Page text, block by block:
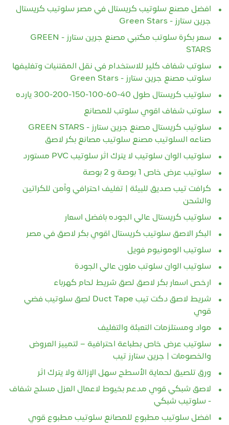
افضل مصنع سلوتيب كريستال في مصر سلوتيب كريستال
جرين ستارز - Green Stars
سعر بكرة سلوتب مكتبي مصنع جرين ستارز - GREEN
STARS
سلوتب شفاف كلير للاستخدام في نقل المقتنيات وتغليفها
سلوتب مصنع جرين ستارز - Green Stars
سلوتيب كريستال طول 40-60-100-150-200-300 يارده
سلوتب شفاف اقوي سلوتب للمصانع
سلوتيب كريستال مصنع جرين ستارز - GREEN STARS
صناعه السلوتيب مصنع سلوتيب مصانع بكر لاصق
سلوتيب الوان سلوتيب لا يترك اثر سلوتيب PVC مستورد
سلوتيب عرض خاص 1 بوصة و 2 بوصة
كرافت تيب صديق للبيئة | تغليف احترافي وآمن للكراتين
والشحن
سلوتيب كريستال عالي الجوده بافضل اسعار
البكر الاصق سلوتيب كريستال اقوي بكر لاصق في مصر
سلوتيب الومونيوم فويل
سلوتيب الوان سلوتب ملون عالي الجودة
ارخص اسعار بكر لاصق لصق شريط لحام كهرباء
شريط لاصق دكت تيب Duct Tape لصق سلوتيب فضي
قوي
مواد ومستلزمات التعبئة والتغليف
سلوتيب عرض خاص بطباعة احترافية – لتمييز العروض
والخصومات | جرين ستارز تيب
ورق تلصيق لحماية الأسطح سهل الإزالة ولا يترك اثر
لاصق شبكي قوي مدعم بخيوط لاعمال العزل مسلح شفاف
- سلوتيب شبكي
افضل سلوتيب مطبوع للمصانع سلوتيب مطبوع قوي